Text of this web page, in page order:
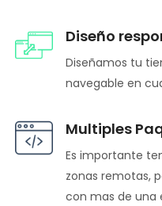
Diseño
Diseñamos tu
navegable en
Multiples
Es importante
zonas remotas,
con mas de una